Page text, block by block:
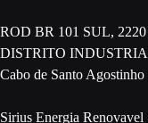
ROD BR 101 SUL,
DISTRITO
Cabo de Santo Agostinho
Sirius Energia Renovavel